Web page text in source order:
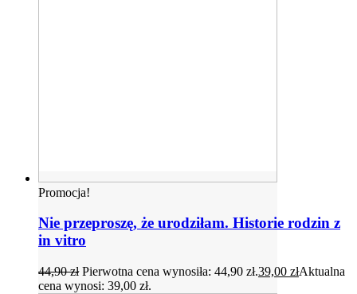
Promocja!
Nie przeproszę, że urodziłam. Historie rodzin z
in vitro
44,90zł Pierwotna cena wynosiła: 44,90 zł.39,00 złAktualna
cena wynosi: 39,00 zł.